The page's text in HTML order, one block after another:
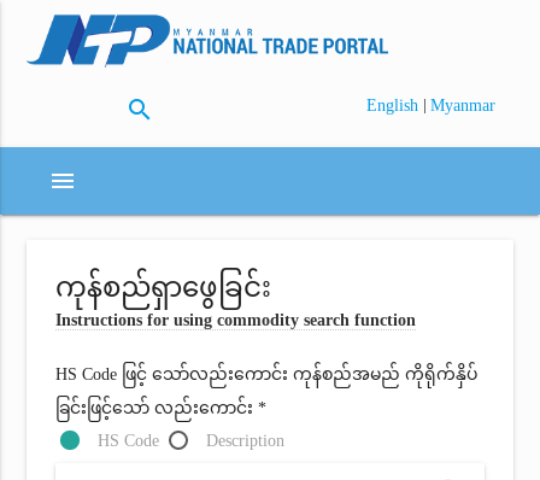
search English | Myanmar
menu
ကုန်စည်ရှာဖွေခြင်း
Instructions for using commodity search function
HS Code ဖြင့် သော်လည်းကောင်း ကုန်စည်အမည် ကိုရိုက်နှိပ်
ခြင်းဖြင့်သော် လည်းကောင်း *
HS Code
Description